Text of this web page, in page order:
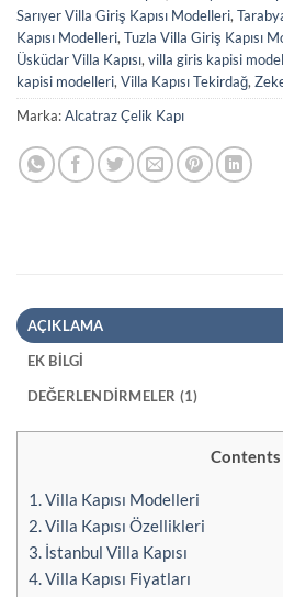
Sarıyer Villa Giriş Kapısı Modelleri,
Kapısı Modelleri, Tuzla Villa Giriş Kapısı
Üsküdar Villa Kapısı, villa giris kapisi
kapisi modelleri, Villa Kapısı Tekirdağ,
Marka:Alcatraz Çelik Kapı
AÇIKLAMA
EK BILGI
DEĞERLENDIRMELER (1)
Contents
1.Villa Kapısı Modelleri
2.Villa Kapısı Özellikleri
3. İstanbul Villa Kapısı
4.Villa Kapısı Fiyatları